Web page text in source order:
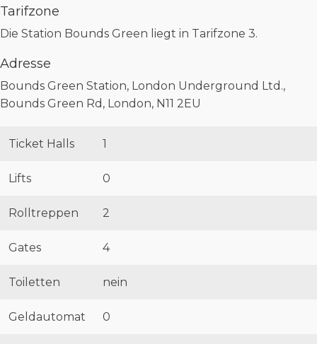
Tarifzone
Die Station Bounds Green liegt in Tarifzone 3.
Adresse
Bounds Green Station, London Underground Ltd.,
Bounds Green Rd, London, N11 2EU
Ticket Halls 1
Lifts 0
Rolltreppen 2
Gates 4
Toiletten nein
Geldautomat 0